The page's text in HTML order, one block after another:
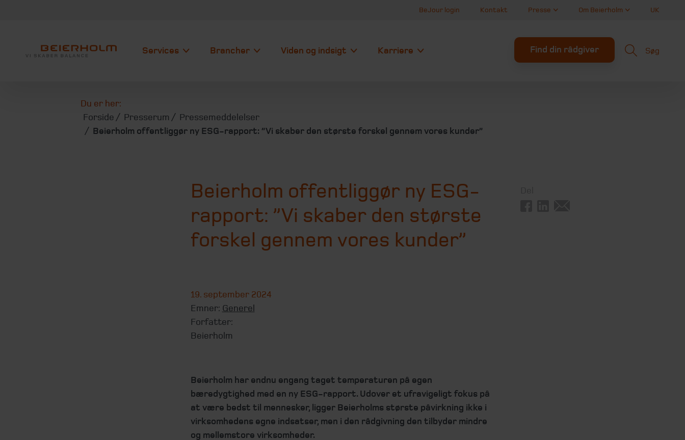
BeJour login Kontakt Presse Om Beierholm UK
Services Brancher Viden og indsigt Karriere Find din rådgiver Søg
Du er her:
Forside
Presserum
Pressemeddelelser
Beierholm offentliggør ny ESG-rapport: ”Vi skaber den største forskel gennem vores kunder”
Beierholm offentliggør ny ESG-
rapport: ”Vi skaber den største
forskel gennem vores kunder”
19. september 2024
Emner: Generel
Forfatter:
Beierholm
Beierholm har endnu engang taget temperaturen på egen
bæredygtighed med en ny ESG-rapport. Udover et ufravigeligt fokus på
at være bedst til mennesker, ligger Beierholms største påvirkning ikke i
virksomhedens egne indsatser, men i den rådgivning den tilbyder mindre
og mellemstore virksomheder.